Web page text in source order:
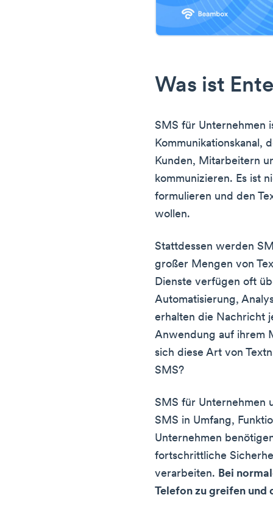
Was ist
SMS für Unternehmen
Kommunikationskanal,
Kunden, Mitarbeitern
kommunizieren. Es ist
formulieren und den
wollen.
Stattdessen werden
großer Mengen von
Dienste verfügen oft
Automatisierung,
erhalten die Nachricht
Anwendung auf ihrem
sich diese Art von
SMS?
SMS für Unternehmen
SMS in Umfang,
Unternehmen
fortschrittliche
verarbeiten. Bei
Telefon zu greifen und